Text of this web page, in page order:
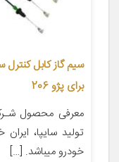
برای پژو 206
معرفی محصول
تولید سایپا،
خودرو میباشد. […]